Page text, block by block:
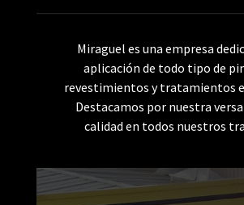
Miraguel es una empresa
aplicación de todo tipo de
revestimientos y tratamientos
Destacamos por nuestra
calidad en todos nuestros